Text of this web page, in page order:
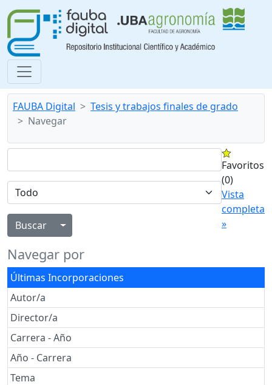
FAUBA Digital
Tesis y trabajos finales de grado
Navegar
Alternar menú desplegable
Favoritos
(0)
Vista
completa
»
Navegar por
Últimas Incorporaciones
Autor/a
Director/a
Carrera - Año
Año - Carrera
Tema